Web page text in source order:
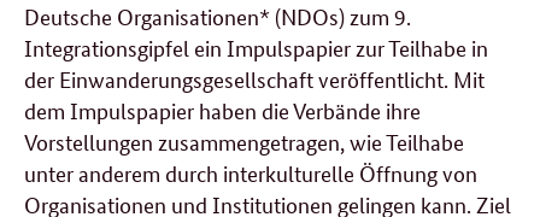
Deutsche Organisationen* (NDOs) zum 9.
Integrationsgipfel ein Impulspapier zur Teilhabe in
der Einwanderungsgesellschaft veröffentlicht. Mit
dem Impulspapier haben die Verbände ihre
Vorstellungen zusammengetragen, wie Teilhabe
unter anderem durch interkulturelle Öffnung von
Organisationen und Institutionen gelingen kann. Ziel